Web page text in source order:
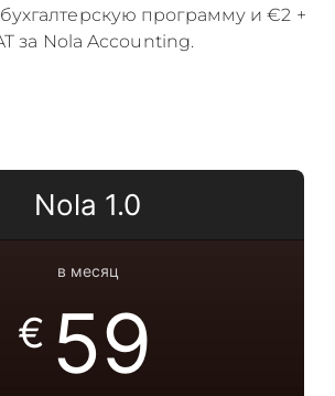
бухгалтерскую программу и €2 +
за Nola Accounting.
Nola 1.0
в месяц
€ 59